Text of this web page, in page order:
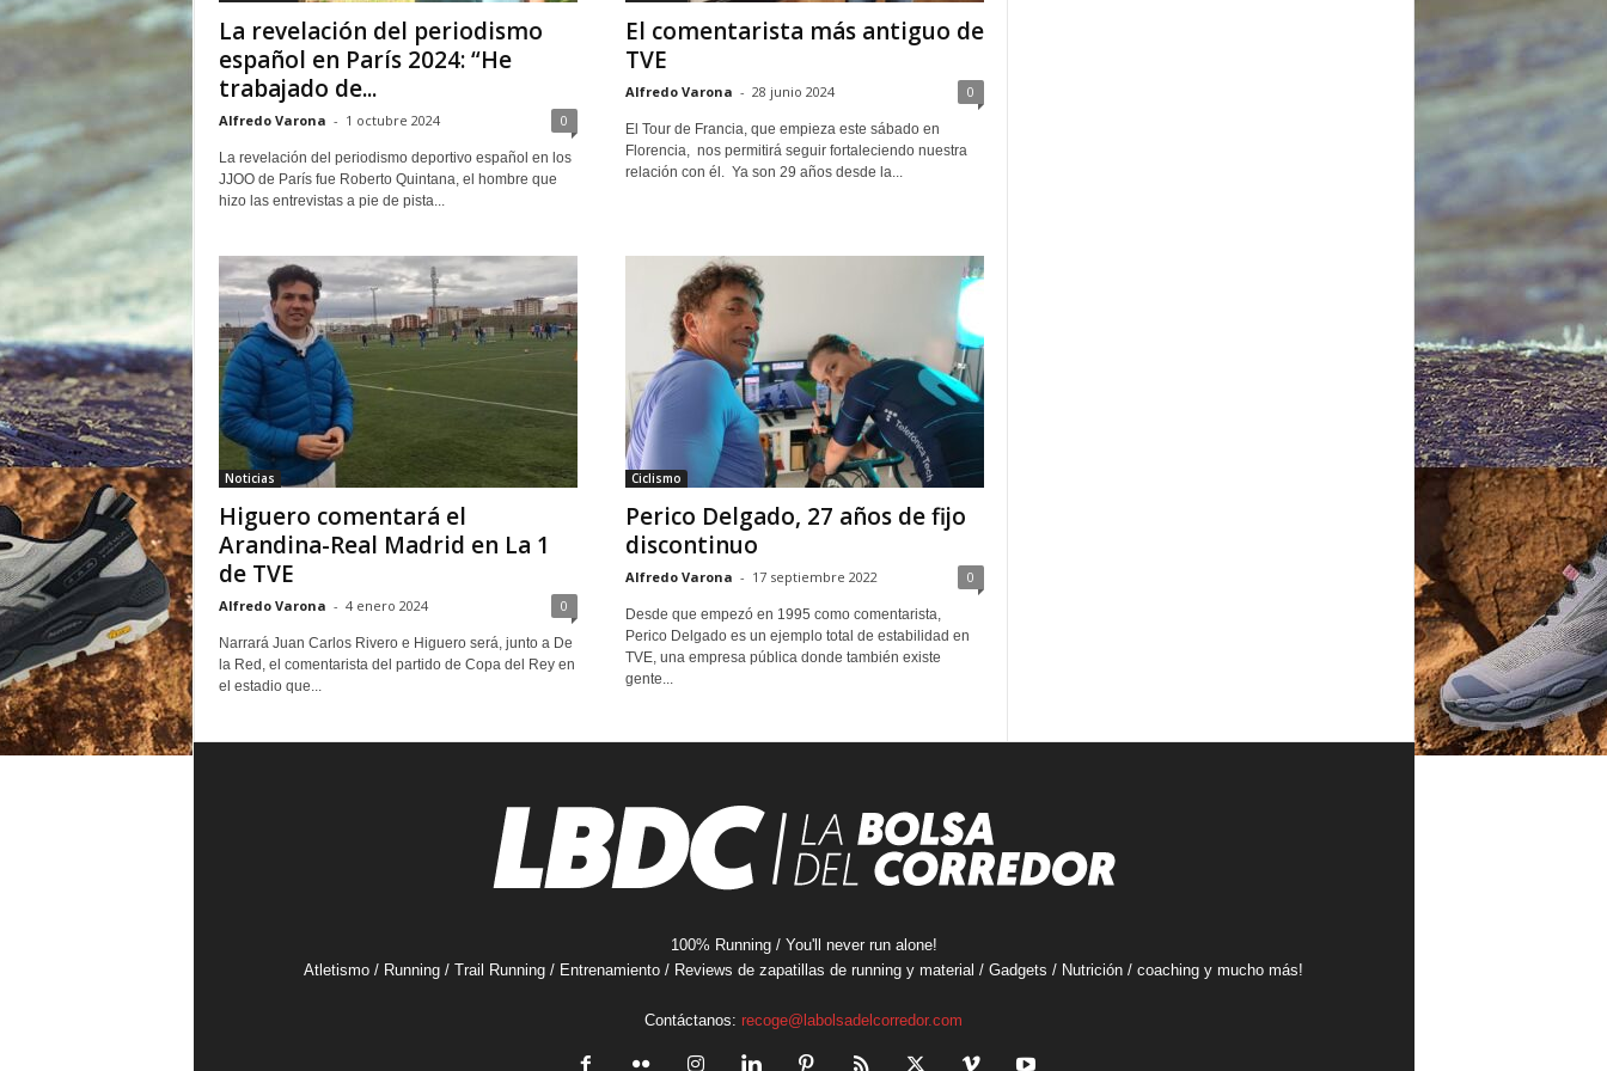
La revelación del periodismo
español en París 2024: “He
trabajado de...
Alfredo Varona - 1 octubre 2024 0
La revelación del periodismo deportivo español en los
JJOO de París fue Roberto Quintana, el hombre que
hizo las entrevistas a pie de pista...
El comentarista más antiguo de
TVE
Alfredo Varona - 28 junio 2024 0
El Tour de Francia, que empieza este sábado en
Florencia, nos permitirá seguir fortaleciendo nuestra
relación con él. Ya son 29 años desde la...
Noticias
Higuero comentará el
Arandina-Real Madrid en La 1
de TVE
Alfredo Varona - 4 enero 2024 0
Narrará Juan Carlos Rivero e Higuero será, junto a De
la Red, el comentarista del partido de Copa del Rey en
el estadio que...
Ciclismo
Perico Delgado, 27 años de fijo
discontinuo
Alfredo Varona - 17 septiembre 2022 0
Desde que empezó en 1995 como comentarista,
Perico Delgado es un ejemplo total de estabilidad en
TVE, una empresa pública donde también existe
gente...
100% Running / You'll never run alone!
Atletismo / Running / Trail Running / Entrenamiento / Reviews de zapatillas de running y material / Gadgets / Nutrición / coaching y mucho más!
Contáctanos: recoge@labolsadelcorredor.com